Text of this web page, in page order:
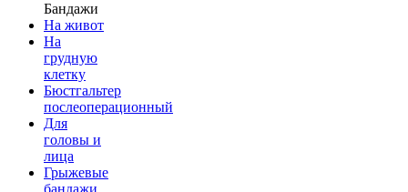
Бандажи
На живот
На
грудную
клетку
Бюстгальтер
послеоперационный
Для
головы и
лица
Грыжевые